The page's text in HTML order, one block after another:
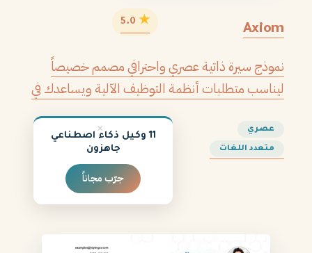
Axiom
★
نموذج سيرة ذاتية عصري واحترافي مصمم خصيصاً
ليناسب متطلبات أنظمة التوظيف الآلية ويساعدك في
الحصول على مقابلتك القادمة.
عصري
متعدد اللغات
×
11 وكيل ذكاء اصطناعي
جاهزون
جرّب مجاناً